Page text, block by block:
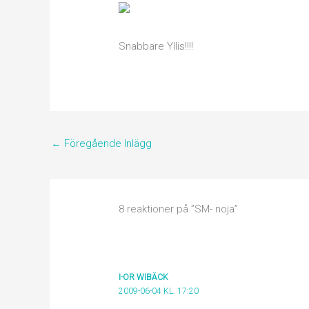
Snabbare Yllis!!!!
← Föregående Inlägg
8 reaktioner på ”SM- noja”
I-OR WIBÄCK
2009-06-04 KL. 17:20